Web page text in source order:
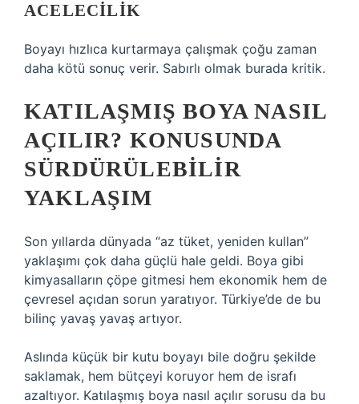
ACELECILIK
Boyayı hızlıca kurtarmaya çalışmak çoğu zaman
daha kötü sonuç verir. Sabırlı olmak burada kritik.
KATILAŞMIŞ BOYA NASIL
AÇILIR? KONUSUNDA
SÜRDÜRÜLEBILIR
YAKLAŞIM
Son yıllarda dünyada “az tüket, yeniden kullan”
yaklaşımı çok daha güçlü hale geldi. Boya gibi
kimyasalların çöpe gitmesi hem ekonomik hem de
çevresel açıdan sorun yaratıyor. Türkiye’de de bu
bilinç yavaş yavaş artıyor.
Aslında küçük bir kutu boyayı bile doğru şekilde
saklamak, hem bütçeyi koruyor hem de israfı
azaltıyor. Katılaşmış boya nasıl açılır sorusu da bu